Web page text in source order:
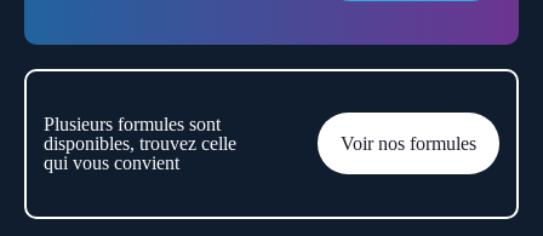
Plusieurs formules sont
disponibles, trouvez celle
qui vous convient
Voir nos formules